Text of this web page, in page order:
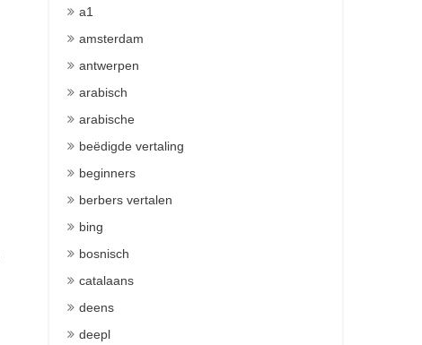
a1
amsterdam
antwerpen
arabisch
arabische
beëdigde vertaling
beginners
berbers vertalen
bing
bosnisch
catalaans
deens
deepl